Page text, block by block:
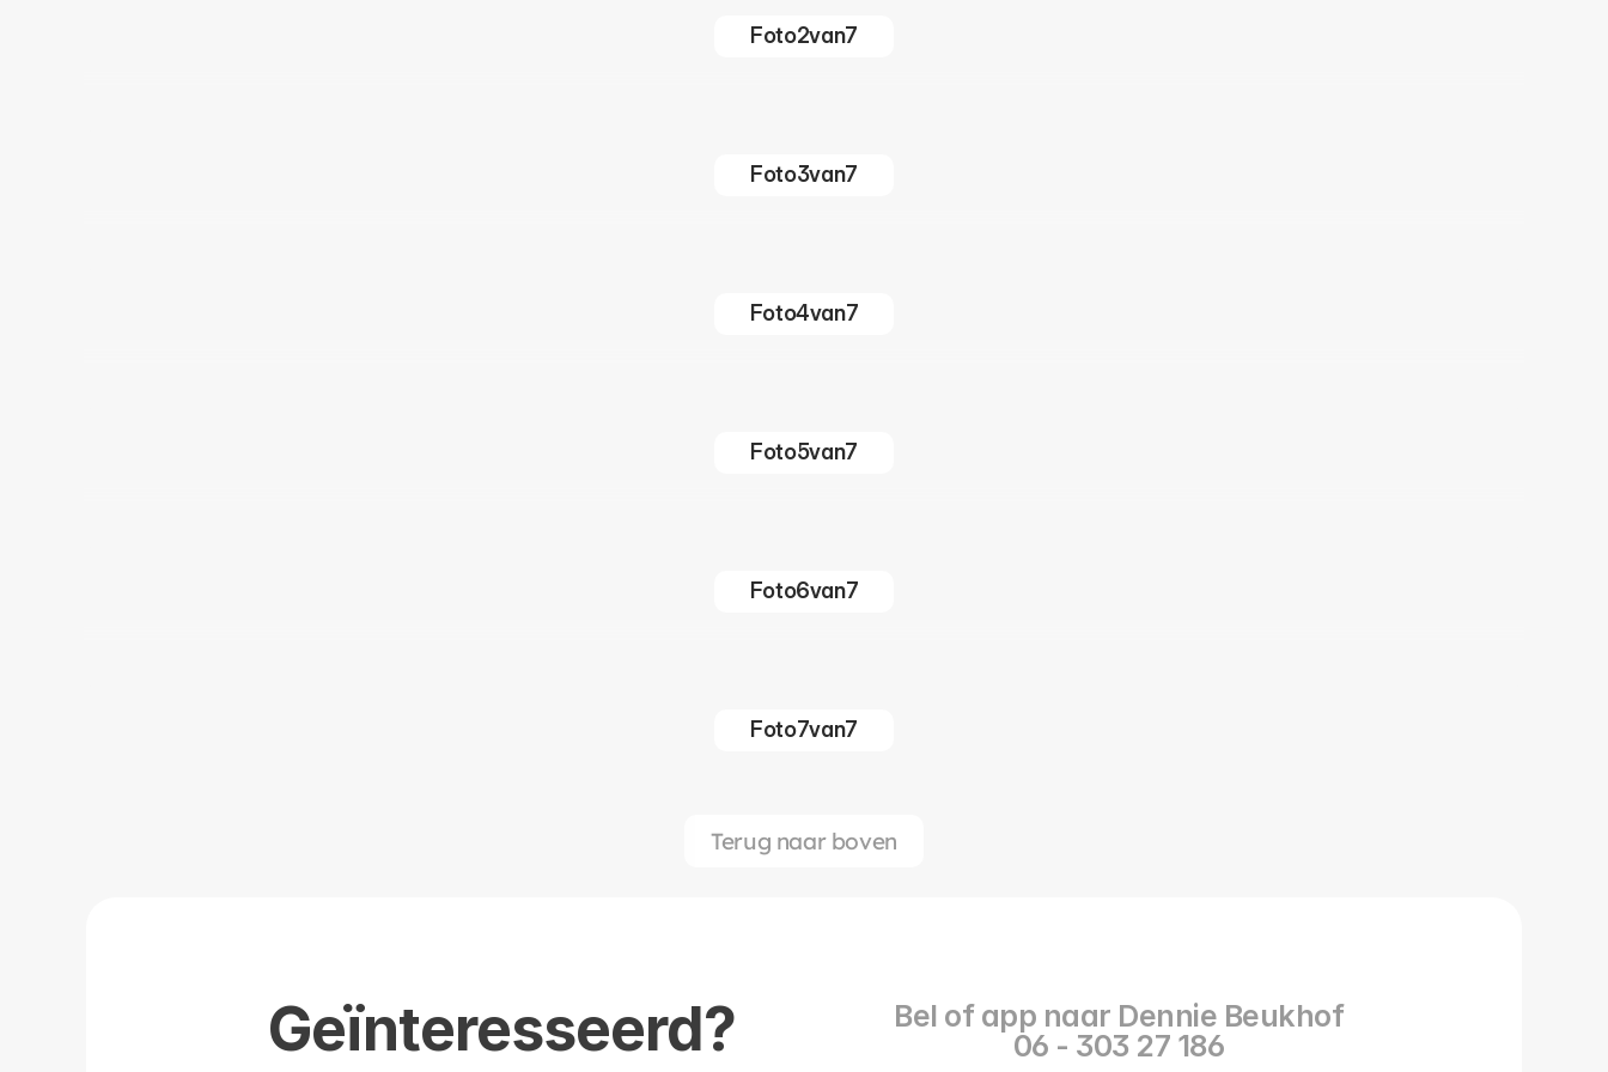
Foto2van7
Foto3van7
Foto4van7
Foto5van7
Foto6van7
Foto7van7
Terug naar boven
Geïnteresseerd?
Bel of app naar Dennie Beukhof
06 - 303 27 186